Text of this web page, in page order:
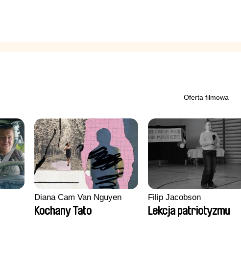
Oferta filmowa
Diana Cam Van Nguyen
Kochany Tato
Filip Jacobson
Lekcja patriotyzmu